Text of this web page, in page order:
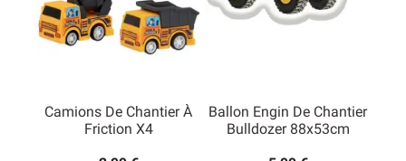
Camions De Chantier À
Friction X4
Ballon Engin De Chantier
Bulldozer 88x53cm